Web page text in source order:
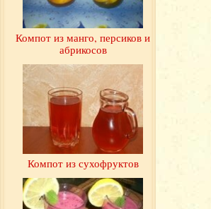
Компот из манго, персиков и
абрикосов
Компот из сухофруктов